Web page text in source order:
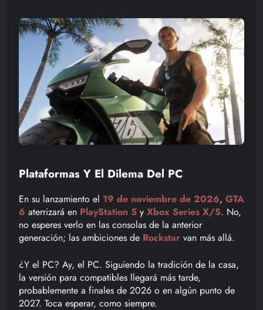
Plataformas Y El Dilema Del PC
En su lanzamiento el 19 de noviembre de 2026, GTA
6 aterrizará en PlayStation 5 y Xbox Series X/S. No,
no esperes verlo en las consolas de la anterior
generación; las ambiciones de Rockstar van más allá.
¿Y el PC? Ay, el PC. Siguiendo la tradición de la casa,
la versión para compatibles llegará más tarde,
probablemente a finales de 2026 o en algún punto de
2027. Toca esperar, como siempre.